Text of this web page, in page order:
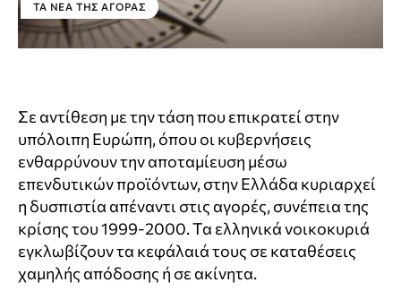
ΤΑ ΝΈΑ ΤΗΣ ΑΓΟΡΆΣ
Σε αντίθεση με την τάση που επικρατεί στην
υπόλοιπη Ευρώπη, όπου οι κυβερνήσεις
ενθαρρύνουν την αποταμίευση μέσω
επενδυτικών προϊόντων, στην Ελλάδα κυριαρχεί
η δυσπιστία απέναντι στις αγορές, συνέπεια της
κρίσης του 1999-2000. Τα ελληνικά νοικοκυριά
εγκλωβίζουν τα κεφάλαιά τους σε καταθέσεις
χαμηλής απόδοσης ή σε ακίνητα.